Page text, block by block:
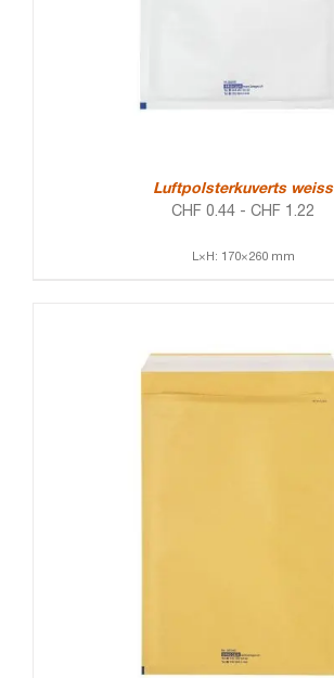
Luftpolsterkuverts weiss
CHF 0.44 - CHF 1.22
L×H: 170×260 mm